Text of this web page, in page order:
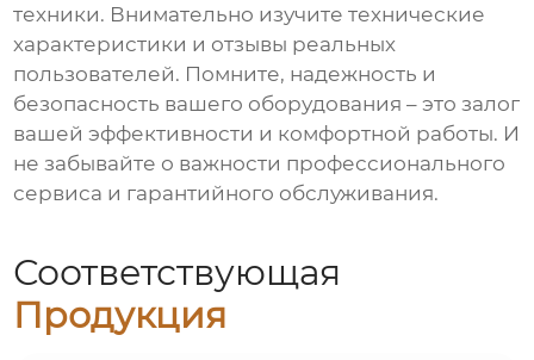
техники. Внимательно изучите технические
характеристики и отзывы реальных
пользователей. Помните, надежность и
безопасность вашего оборудования – это залог
вашей эффективности и комфортной работы. И
не забывайте о важности профессионального
сервиса и гарантийного обслуживания.
Соответствующая
Продукция